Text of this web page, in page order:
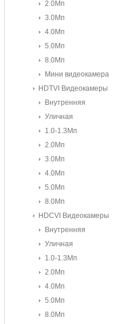
2.0Мп
3.0Мп
4.0Мп
5.0Мп
8.0Мп
Мини видеокамера
HDTVI Видеокамеры
Внутренняя
Уличная
1.0-1.3Мп
2.0Мп
3.0Мп
4.0Мп
5.0Мп
8.0Мп
HDCVI Видеокамеры
Внутренняя
Уличная
1.0-1.3Мп
2.0Мп
4.0Мп
5.0Мп
8.0Mп